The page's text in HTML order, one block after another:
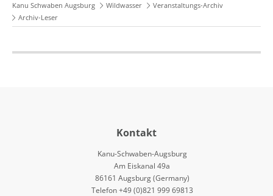
Kanu Schwaben Augsburg Wildwasser
Veranstaltungs-Archiv
Archiv-Leser
Kontakt
Kanu-Schwaben-Augsburg
Am Eiskanal 49a
86161 Augsburg (Germany)
Telefon +49 (0)821 999 69813